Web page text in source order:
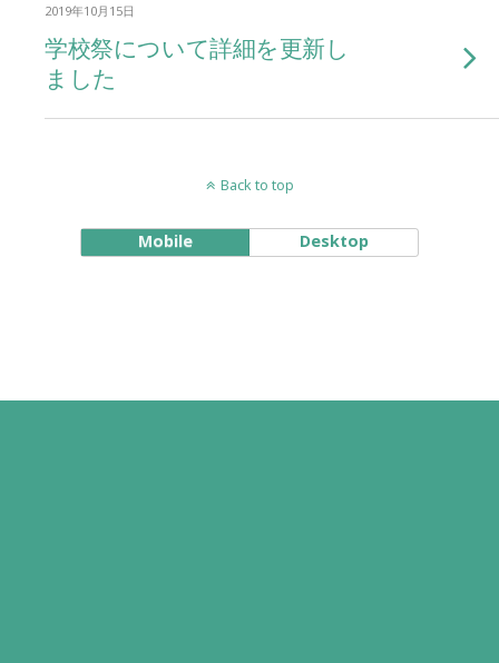
2019年10月15日
学校祭について詳細を更新し
ました
Back to top
Mobile Desktop